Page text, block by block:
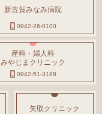
新古賀みなみ病院
0942-26-0100
産科・婦人科
みやじまクリニック
0942-51-3188
矢取クリニック